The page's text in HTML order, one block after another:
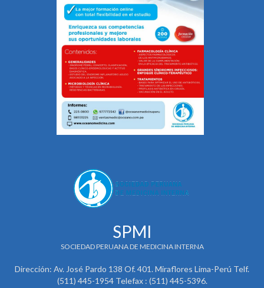
SPMI
SOCIEDAD PERUANA DE MEDICINA INTERNA
Dirección: Av. José Pardo 138 Of. 401. Miraflores Lima-Perú Telf.
(511) 445-1954 Telefax : (511) 445-5396.